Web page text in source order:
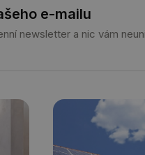
e-mailu
newsletter a nic vám